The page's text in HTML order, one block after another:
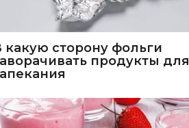
какую сторону фольги
продукты для